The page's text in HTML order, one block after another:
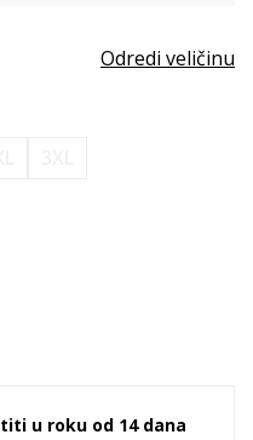
Odredi veličinu
u roku od 14 dana